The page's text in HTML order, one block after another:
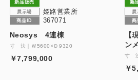
モジュール建築（プレハブ）
システム建築
危険物保管庫
ナ
新品販売
展示場
姫路営業所
商品ID 367071
Neosys 4連棟
寸 法｜Ｗ5600×Ｄ9320
￥7,799,000
新
展
商
【
ン
寸
￥